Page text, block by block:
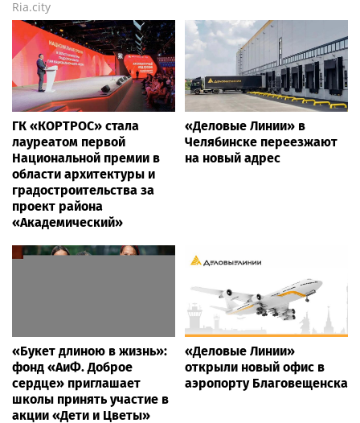
Rss.plus
Новости России
ЗДОРОВЬЕ
Гастроэнтеролог Садыков объяснил, как
сахар в рационе ускоряет изнашивание